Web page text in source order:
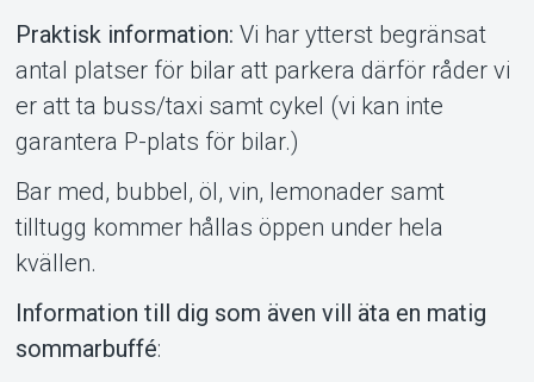
Om Tickster
Praktisk information: Vi har ytterst begränsat
antal platser för bilar att parkera därför råder vi
er att ta buss/taxi samt cykel (vi kan inte
garantera P-plats för bilar.)
Bar med, bubbel, öl, vin, lemonader samt
tilltugg kommer hållas öppen under hela
kvällen.
Information till dig som även vill äta en matig
sommarbuffé: